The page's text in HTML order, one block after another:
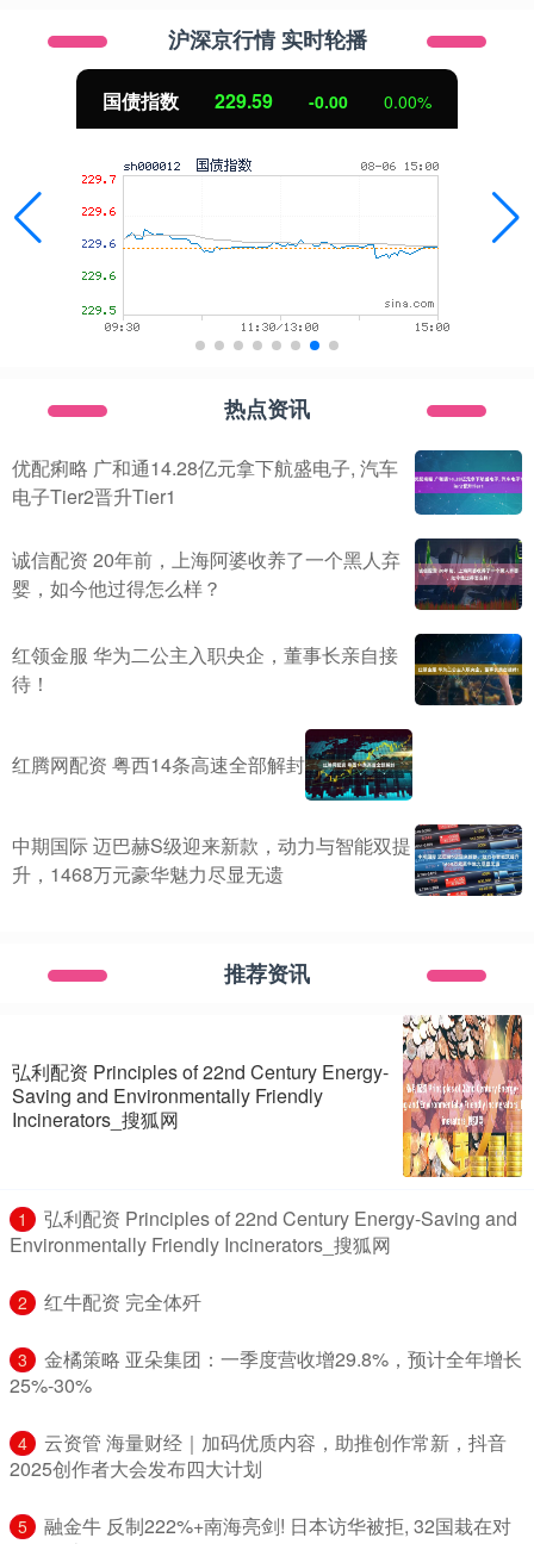
沪深京行情 实时轮播
国债指数 229.59 -0.00 0.00%
热点资讯
优配痢略 广和通14.28亿元拿下航盛电子, 汽车
电子Tier2晋升Tier1
诚信配资 20年前，上海阿婆收养了一个黑人弃
婴，如今他过得怎么样？
红领金服 华为二公主入职央企，董事长亲自接
待！
红腾网配资 粤西14条高速全部解封
中期国际 迈巴赫S级迎来新款，动力与智能双提
升，1468万元豪华魅力尽显无遗
推荐资讯
弘利配资 Principles of 22nd Century Energy-
Saving and Environmentally Friendly
Incinerators_搜狐网
1
​弘利配资 Principles of 22nd Century Energy-Saving and
Environmentally Friendly Incinerators_搜狐网
2 ​红牛配资 完全体歼
3
​金橘策略 亚朵集团：一季度营收增29.8%，预计全年增长
25%-30%
4
​云资管 海量财经｜加码优质内容，助推创作常新，抖音
2025创作者大会发布四大计划
5
​融金牛 反制222%+南海亮剑! 日本访华被拒, 32国栽在对